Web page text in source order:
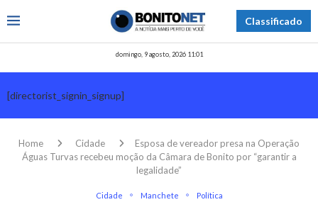
Classificado
domingo, 9 agosto, 2026 11:01
[directorist_signin_signup]
Home Cidade
Esposa de vereador presa na Operação
Águas Turvas recebeu moção da Câmara de Bonito por “garantir a
legalidade”
Cidade Manchete Política